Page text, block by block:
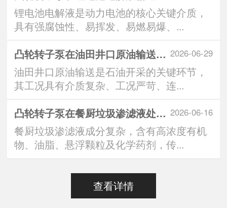
锂电池电解液是动力电池的核心关键介质，
具有强腐蚀性、易挥发、易燃易爆、...
2026-06-29
凸轮转子泵在油田井口原油输送系统中的应用优
油田井口原油输送是石油开采的关键环节，
其工况具有介质复杂、工况严苛、连...
2026-06-16
凸轮转子泵在餐厨垃圾渗滤液处理中的突出表现
餐厨垃圾渗滤液成分复杂，含有高浓度有机
物、油脂、悬浮颗粒及化学药剂，传...
查看详情